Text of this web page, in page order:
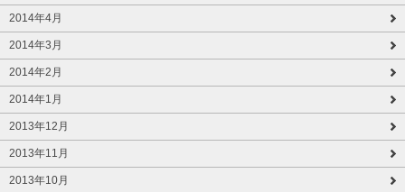
2014年4月
2014年3月
2014年2月
2014年1月
2013年12月
2013年11月
2013年10月